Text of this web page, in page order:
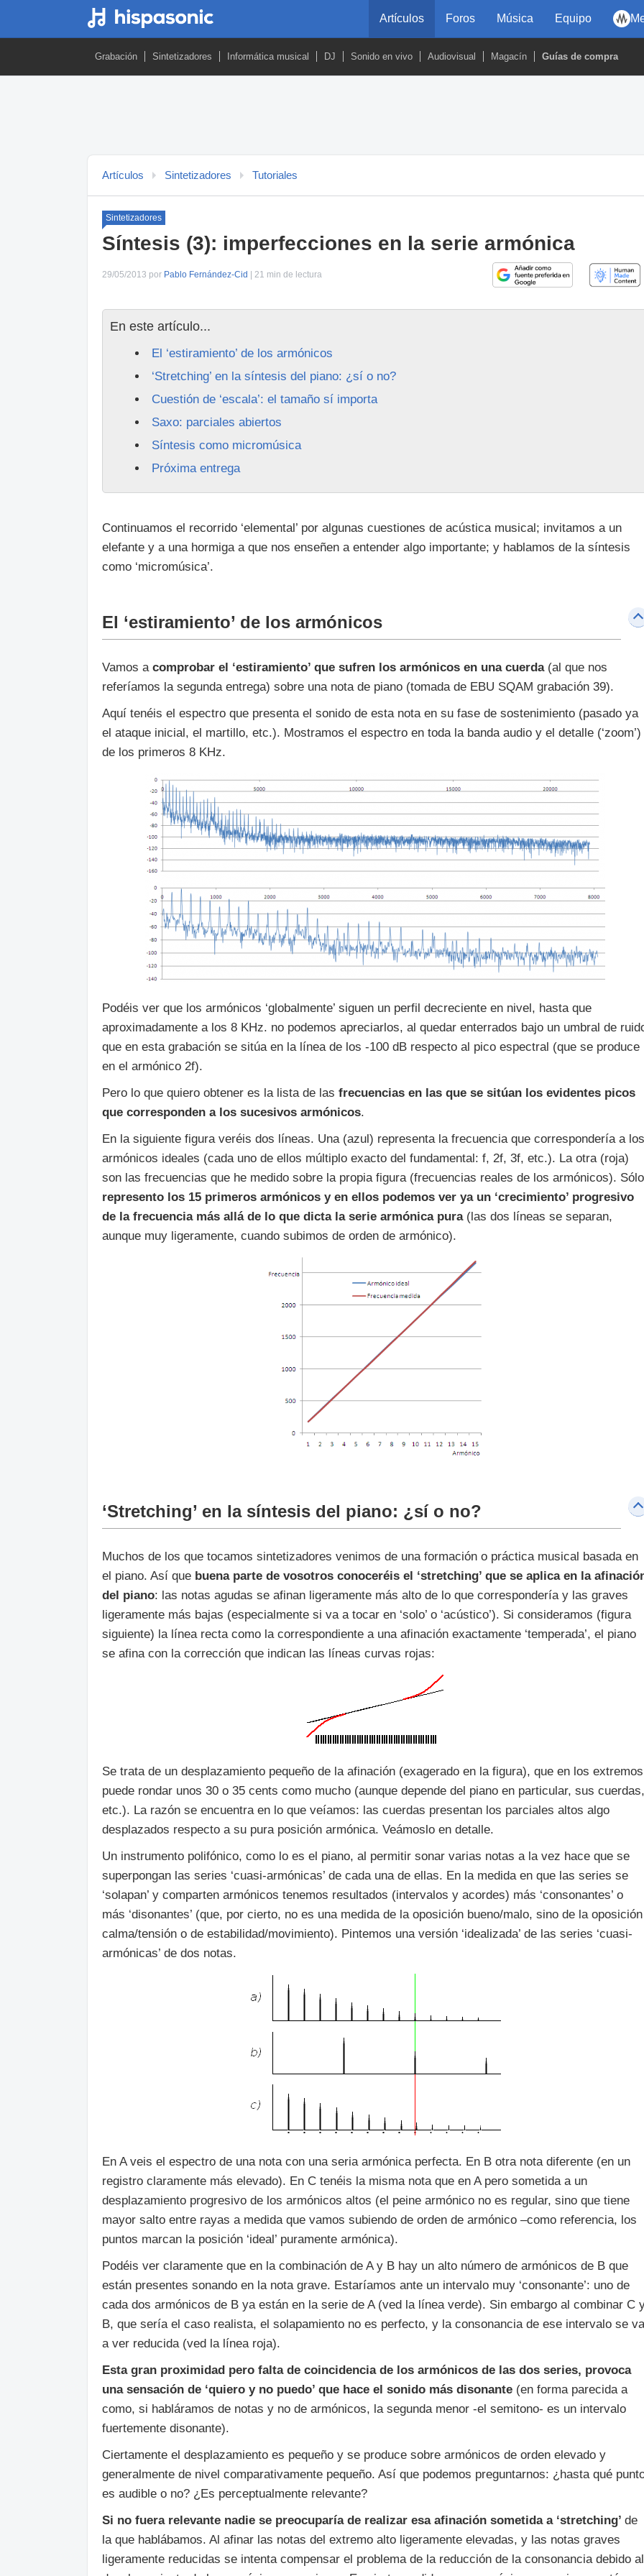
Artículos Foros Música Equipo
Grabación Sintetizadores Informática musical DJ Sonido en vivo Audiovisual Magacín Guías de compra
Artículos Sintetizadores Tutoriales
Sintetizadores
Síntesis (3): imperfecciones en la serie armónica
29/05/2013 por Pablo Fernández-Cid | 21 min de lectura
En este artículo...
El ‘estiramiento’ de los armónicos
‘Stretching’ en la síntesis del piano: ¿sí o no?
Cuestión de ‘escala’: el tamaño sí importa
Saxo: parciales abiertos
Síntesis como micromúsica
Próxima entrega
Continuamos el recorrido ‘elemental’ por algunas cuestiones de acústica musical; invitamos a un
elefante y a una hormiga a que nos enseñen a entender algo importante; y hablamos de la síntesis
como ‘micromúsica’.
El ‘estiramiento’ de los armónicos
Vamos a comprobar el ‘estiramiento’ que sufren los armónicos en una cuerda(al que nos
referíamos la segunda entrega) sobre una nota de piano (tomada de EBU SQAM grabación 39).
Aquí tenéis el espectro que presenta el sonido de esta nota en su fase de sostenimiento (pasado ya
el ataque inicial, el martillo, etc.). Mostramos el espectro en toda la banda audio y el detalle (‘zoom’)
de los primeros 8 KHz.
Podéis ver que los armónicos ‘globalmente’ siguen un perfil decreciente en nivel, hasta que
aproximadamente a los 8 KHz. no podemos apreciarlos, al quedar enterrados bajo un umbral de
que en esta grabación se sitúa en la línea de los -100 dB respecto al pico espectral (que se produce
en el armónico 2f).
Pero lo que quiero obtener es la lista de las frecuencias en las que se sitúan los evidentes picos
que corresponden a los sucesivos armónicos.
En la siguiente figura veréis dos líneas. Una (azul) representa la frecuencia que correspondería a los
armónicos ideales (cada uno de ellos múltiplo exacto del fundamental: f, 2f, 3f, etc.). La otra (roja)
son las frecuencias que he medido sobre la propia figura (frecuencias reales de los armónicos). Sólo
represento los 15 primeros armónicos y en ellos podemos ver ya un ‘crecimiento’ progresivo
de la frecuencia más allá de lo que dicta la serie armónica pura (las dos líneas se separan,
aunque muy ligeramente, cuando subimos de orden de armónico).
‘Stretching’ en la síntesis del piano: ¿sí o no?
Muchos de los que tocamos sintetizadores venimos de una formación o práctica musical basada en
el piano. Así que buena parte de vosotros conoceréis el ‘stretching’ que se aplica en la
del piano: las notas agudas se afinan ligeramente más alto de lo que correspondería y las graves
ligeramente más bajas (especialmente si va a tocar en ‘solo’ o ‘acústico’). Si consideramos (figura
siguiente) la línea recta como la correspondiente a una afinación exactamente ‘temperada’, el piano
se afina con la corrección que indican las líneas curvas rojas:
Se trata de un desplazamiento pequeño de la afinación (exagerado en la figura), que en los extremos
puede rondar unos 30 o 35 cents como mucho (aunque depende del piano en particular, sus cuerdas,
etc.). La razón se encuentra en lo que veíamos: las cuerdas presentan los parciales altos algo
desplazados respecto a su pura posición armónica. Veámoslo en detalle.
Un instrumento polifónico, como lo es el piano, al permitir sonar varias notas a la vez hace que se
superpongan las series ‘cuasi-armónicas’ de cada una de ellas. En la medida en que las series se
‘solapan’ y comparten armónicos tenemos resultados (intervalos y acordes) más ‘consonantes’ o
más ‘disonantes’ (que, por cierto, no es una medida de la oposición bueno/malo, sino de la oposición
calma/tensión o de estabilidad/movimiento). Pintemos una versión ‘idealizada’ de las series ‘cuasi-
armónicas’ de dos notas.
En A veis el espectro de una nota con una seria armónica perfecta. En B otra nota diferente (en un
registro claramente más elevado). En C tenéis la misma nota que en A pero sometida a un
desplazamiento progresivo de los armónicos altos (el peine armónico no es regular, sino que tiene
mayor salto entre rayas a medida que vamos subiendo de orden de armónico –como referencia, los
puntos marcan la posición ‘ideal’ puramente armónica).
Podéis ver claramente que en la combinación de A y B hay un alto número de armónicos de B que
están presentes sonando en la nota grave. Estaríamos ante un intervalo muy ‘consonante’: uno de
cada dos armónicos de B ya están en la serie de A (ved la línea verde). Sin embargo al combinar C
B, que sería el caso realista, el solapamiento no es perfecto, y la consonancia de ese intervalo se va
a ver reducida (ved la línea roja).
Esta gran proximidad pero falta de coincidencia de los armónicos de las dos series, provoca
una sensación de ‘quiero y no puedo’ que hace el sonido más disonante (en forma parecida a
como, si habláramos de notas y no de armónicos, la segunda menor -el semitono- es un intervalo
fuertemente disonante).
Ciertamente el desplazamiento es pequeño y se produce sobre armónicos de orden elevado y
generalmente de nivel comparativamente pequeño. Así que podemos preguntarnos: ¿hasta qué
es audible o no? ¿Es perceptualmente relevante?
Si no fuera relevante nadie se preocuparía de realizar esa afinación sometida a ‘stretching’ de
la que hablábamos. Al afinar las notas del extremo alto ligeramente elevadas, y las notas graves
ligeramente reducidas se intenta compensar el problema de la reducción de la consonancia debido al